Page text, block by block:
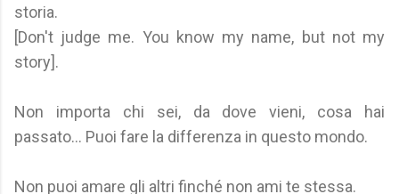
storia.
[Don't judge me. You know my name, but not my
story].
Non importa chi sei, da dove vieni, cosa hai
passato... Puoi fare la differenza in questo mondo.
Non puoi amare gli altri finché non ami te stessa.